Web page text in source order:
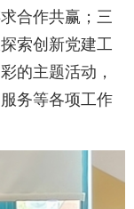
合作共赢；三
索创新党建工
的主题活动，
务等各项工作